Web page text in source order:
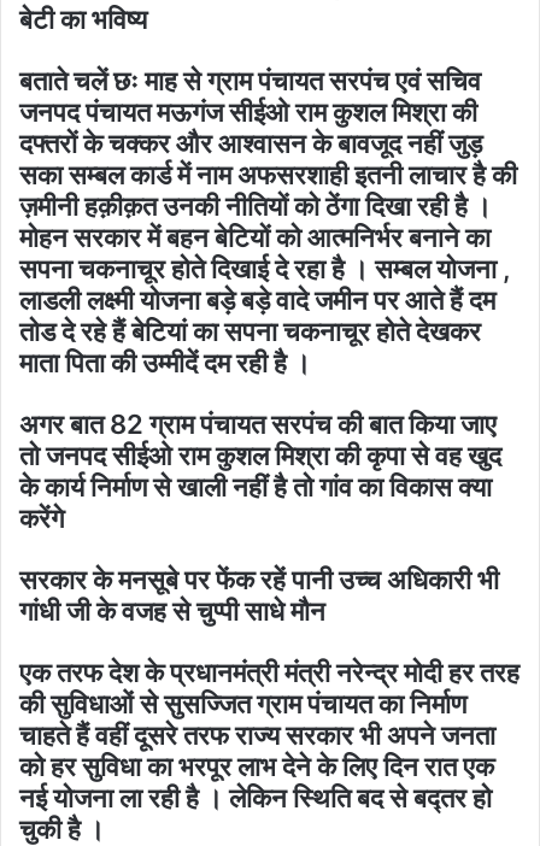
बेटी का भविष्य
बताते चलें छः माह से ग्राम पंचायत सरपंच एवं सचिव
जनपद पंचायत मऊगंज सीईओ राम कुशल मिश्रा की
दफ्तरों के चक्कर और आश्वासन के बावजूद नहीं जुड़
सका सम्बल कार्ड में नाम अफसरशाही इतनी लाचार है की
ज़मीनी हक़ीक़त उनकी नीतियों को ठेंगा दिखा रही है ।
मोहन सरकार में बहन बेटियों को आत्मनिर्भर बनाने का
सपना चकनाचूर होते दिखाई दे रहा है । सम्बल योजना ,
लाडली लक्ष्मी योजना बड़े बड़े वादे जमीन पर आते हैं दम
तोड दे रहे हैं बेटियां का सपना चकनाचूर होते देखकर
माता पिता की उम्मीदें दम रही है ।
अगर बात 82 ग्राम पंचायत सरपंच की बात किया जाए
तो जनपद सीईओ राम कुशल मिश्रा की कृपा से वह खुद
के कार्य निर्माण से खाली नहीं है तो गांव का विकास क्या
करेंगे
सरकार के मनसूबे पर फेंक रहें पानी उच्च अधिकारी भी
गांधी जी के वजह से चुप्पी साधे मौन
एक तरफ देश के प्रधानमंत्री मंत्री नरेन्द्र मोदी हर तरह
की सुविधाओं से सुसज्जित ग्राम पंचायत का निर्माण
चाहते हैं वहीं दूसरे तरफ राज्य सरकार भी अपने जनता
को हर सुविधा का भरपूर लाभ देने के लिए दिन रात एक
नई योजना ला रही है । लेकिन स्थिति बद से बद्तर हो
चुकी है ।